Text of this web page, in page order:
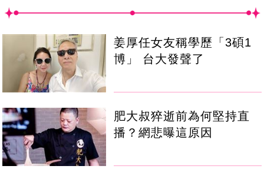
姜厚任女友稱學歷「3碩1
博」 台大發聲了
肥大叔猝逝前為何堅持直
播？網悲曝這原因